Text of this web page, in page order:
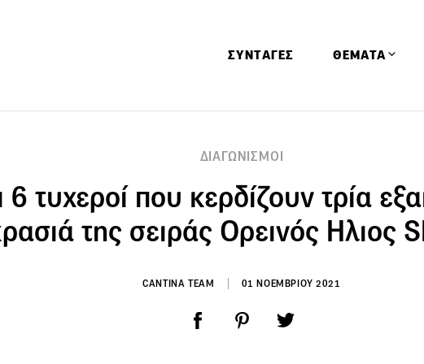
ΣΥΝΤΑΓΕΣ ΘΕΜΑΤΑ
Ειδήσεις
Έρευνες
ΔΙΑΓΩΝΙΣΜΟΙ
6 τυχεροί που κερδίζουν τρία
της σειράς Ορεινός Ηλιος
CANTINA TEAM 01 ΝΟΕΜΒΡΙΟΥ 2021